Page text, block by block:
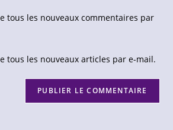
tous les nouveaux commentaires par
tous les nouveaux articles par e-mail.